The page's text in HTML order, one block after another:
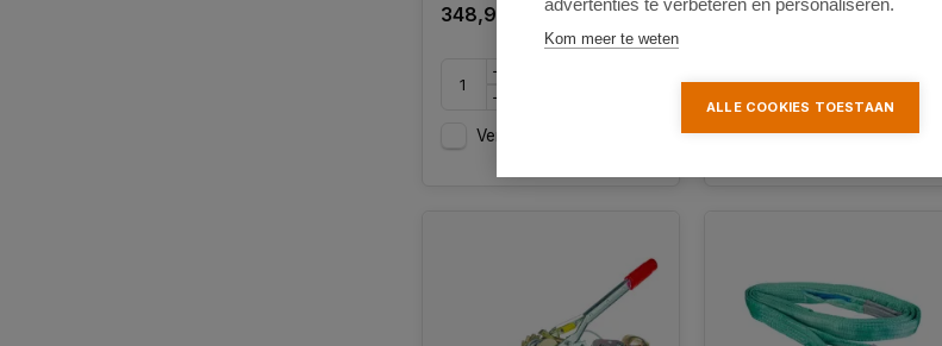
348,95
Vergelijk
advertenties te verbeteren en personaliseren.
Kom meer te weten
ALLE COOKIES TOESTAAN